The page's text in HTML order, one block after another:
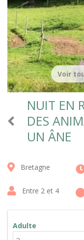
NUIT EN
DES
UN ÂNE
Voir
Bretagne
Entre 2 et 4
Adulte